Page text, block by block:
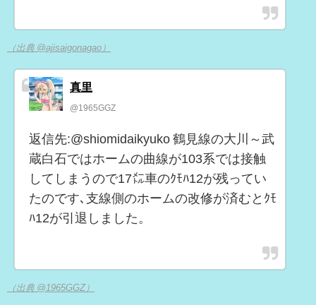
（出典 @ajisaigonagao）
真里
@1965GGZ
返信先:@shiomidaikyuko 鶴見線の大川～武
蔵白石ではホームの曲線が103系では接触
してしまうので17㍍車のｸﾓﾊ12が残ってい
たのです､支線側のホームの改修が済むとｸﾓ
ﾊ12が引退しました。
（出典 @1965GGZ）